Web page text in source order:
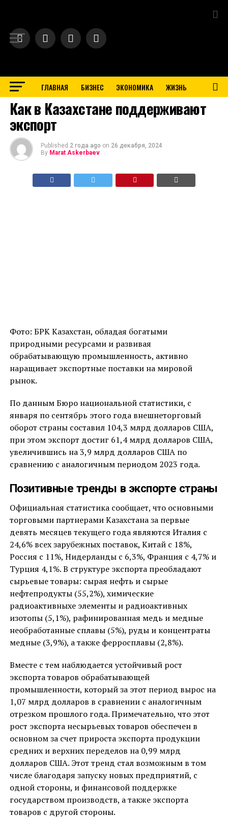
ГЛАВНАЯ БИЗНЕС ЭКОНОМИКА ЖИЗНЬ
BUSINESS
Как в Казахстане поддерживают
экспорт
Published 2 года ago on 26 декабря, 2024
By Marat Askerbaev
Фото: БРК Казахстан, обладая богатыми
природными ресурсами и развивая
обрабатывающую промышленность, активно
наращивает экспортные поставки на мировой
рынок.
По данным Бюро национальной статистики, с
января по сентябрь этого года внешнеторговый
оборот страны составил 104,3 млрд долларов США,
при этом экспорт достиг 61,4 млрд долларов США,
увеличившись на 3,9 млрд долларов США по
сравнению с аналогичным периодом 2023 года.
Позитивные тренды в экспорте страны
Официальная статистика сообщает, что основными
торговыми партнерами Казахстана за первые
девять месяцев текущего года являются Италия с
24,6% всех зарубежных поставок, Китай с 18%,
Россия с 11%, Нидерланды с 6,3%, Франция с 4,7% и
Турция 4,1%. В структуре экспорта преобладают
сырьевые товары: сырая нефть и сырые
нефтепродукты (55,2%), химические
радиоактивныхе элементы и радиоактивных
изотопы (5,1%), рафинированная медь и медные
необработанные сплавы (5%), руды и концентраты
медные (3,9%), а также ферросплавы (2,8%).
Вместе с тем наблюдается устойчивый рост
экспорта товаров обрабатывающей
промышленности, который за этот период вырос на
1,07 млрд долларов в сравнении с аналогичным
отрезком прошлого года. Примечательно, что этот
рост экспорта несырьевых товаров обеспечен в
основном за счет прироста экспорта продукции
средних и верхних переделов на 0,99 млрд
долларов США. Этот тренд стал возможным в том
числе благодаря запуску новых предприятий, с
одной стороны, и финансовой поддержке
государством производств, а также экспорта
товаров с другой стороны.